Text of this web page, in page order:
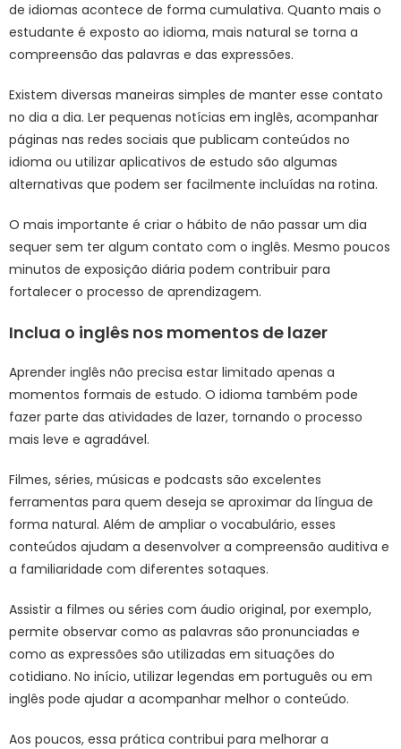
de idiomas acontece de forma cumulativa. Quanto mais o
estudante é exposto ao idioma, mais natural se torna a
compreensão das palavras e das expressões.
Existem diversas maneiras simples de manter esse contato
no dia a dia. Ler pequenas notícias em inglês, acompanhar
páginas nas redes sociais que publicam conteúdos no
idioma ou utilizar aplicativos de estudo são algumas
alternativas que podem ser facilmente incluídas na rotina.
O mais importante é criar o hábito de não passar um dia
sequer sem ter algum contato com o inglês. Mesmo poucos
minutos de exposição diária podem contribuir para
fortalecer o processo de aprendizagem.
Inclua o inglês nos momentos de lazer
Aprender inglês não precisa estar limitado apenas a
momentos formais de estudo. O idioma também pode
fazer parte das atividades de lazer, tornando o processo
mais leve e agradável.
Filmes, séries, músicas e podcasts são excelentes
ferramentas para quem deseja se aproximar da língua de
forma natural. Além de ampliar o vocabulário, esses
conteúdos ajudam a desenvolver a compreensão auditiva e
a familiaridade com diferentes sotaques.
Assistir a filmes ou séries com áudio original, por exemplo,
permite observar como as palavras são pronunciadas e
como as expressões são utilizadas em situações do
cotidiano. No início, utilizar legendas em português ou em
inglês pode ajudar a acompanhar melhor o conteúdo.
Aos poucos, essa prática contribui para melhorar a